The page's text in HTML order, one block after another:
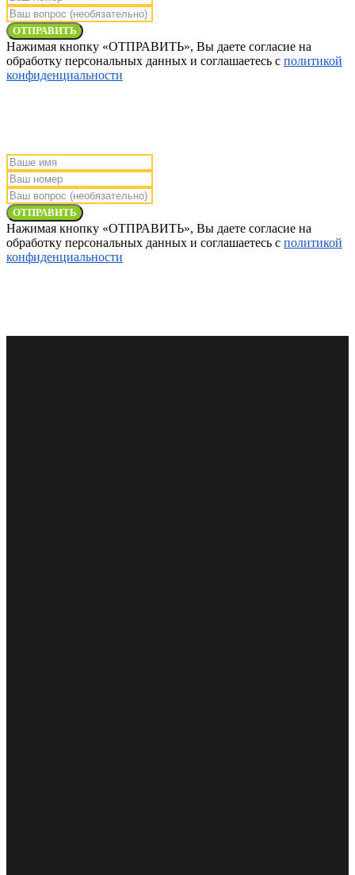
ОТПРАВИТЬ
Нажимая кнопку «ОТПРАВИТЬ», Вы даете согласие на
обработку персональных данных и соглашаетесь с политикой
конфиденциальности
ОТПРАВИТЬ
Нажимая кнопку «ОТПРАВИТЬ», Вы даете согласие на
обработку персональных данных и соглашаетесь с политикой
конфиденциальности